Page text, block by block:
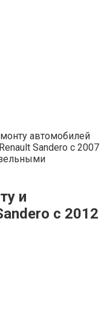
автомобилей
Sandero с 2007
и
с 2012